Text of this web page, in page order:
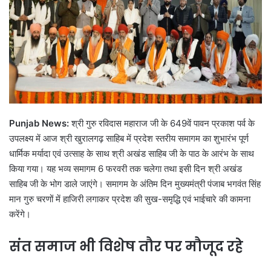
Punjab News:श्री गुरु रविदास महाराज जी के 649वें पावन प्रकाश पर्व के
उपलक्ष्य में आज श्री खुरालगढ़ साहिब में प्रदेश स्तरीय समागम का शुभारंभ पूर्ण
धार्मिक मर्यादा एवं उत्साह के साथ श्री अखंड साहिब जी के पाठ के आरंभ के साथ
किया गया। यह भव्य समागम 6 फरवरी तक चलेगा तथा इसी दिन श्री अखंड
साहिब जी के भोग डाले जाएंगे। समागम के अंतिम दिन मुख्यमंत्री पंजाब भगवंत सिंह
मान गुरु चरणों में हाजिरी लगाकर प्रदेश की सुख-समृद्धि एवं भाईचारे की कामना
करेंगे।
संत समाज भी विशेष तौर पर मौजूद रहे